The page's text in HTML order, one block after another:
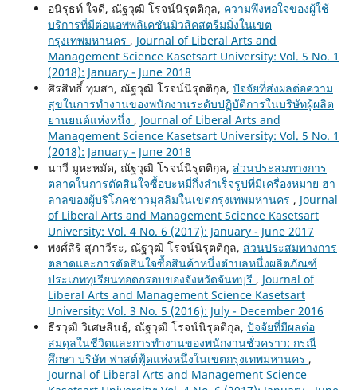
อนิรุธท์ ใจดี, ณัฐวุฒิ โรจน์นิรุตติกุล, ความพึงพอใจของผู้ใช้
บริการที่มีต่อแอพพลิเคชันมิวสิคสตรีมมิ่งในเขต
กรุงเทพมหานคร , Journal of Liberal Arts and
Management Science Kasetsart University: Vol. 5 No. 1
(2018): January - June 2018
ศิรสิทธิ์ ทุมสา, ณัฐวุฒิ โรจน์นิรุตติกุล, ปัจจัยที่ส่งผลต่อความ
สุขในการทำงานของพนักงานระดับปฏิบัติการในบริษัทผู้ผลิต
ยานยนต์แห่งหนึ่ง , Journal of Liberal Arts and
Management Science Kasetsart University: Vol. 5 No. 1
(2018): January - June 2018
นาวี มูหะหมัด, ณัฐวุฒิ โรจน์นิรุตติกุล, ส่วนประสมทางการ
ตลาดในการตัดสินใจซื้อบะหมี่กึ่งสำเร็จรูปที่มีเครื่องหมาย ฮา
ลาลของผู้บริโภคชาวมุสลิมในเขตกรุงเทพมหานคร , Journal
of Liberal Arts and Management Science Kasetsart
University: Vol. 4 No. 6 (2017): January - June 2017
พงศ์สิริ สุภาวีระ, ณัฐวุฒิ โรจน์นิรุตติกุล, ส่วนประสมทางการ
ตลาดและการตัดสินใจซื้อสินค้าหนึ่งตำบลหนึ่งผลิตภัณฑ์
ประเภททุเรียนทอดกรอบของจังหวัดจันทบุรี , Journal of
Liberal Arts and Management Science Kasetsart
University: Vol. 3 No. 5 (2016): July - December 2016
ธีรวุฒิ วิเศษสินธุ์, ณัฐวุฒิ โรจน์นิรุตติกุล, ปัจจัยที่มีผลต่อ
สมดุลในชีวิตและการทำงานของพนักงานชั่วคราว: กรณี
ศึกษา บริษัท ฟาสต์ฟู้ดแห่งหนึ่งในเขตกรุงเทพมหานคร ,
Journal of Liberal Arts and Management Science